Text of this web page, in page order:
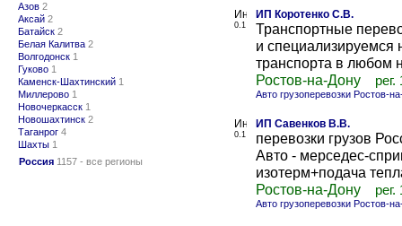
Азов 2
Аксай 2
Батайск 2
Белая Калитва 2
Волгодонск 1
Гуково 1
Каменск-Шахтинский 1
Миллерово 1
Новочеркасск 1
Новошахтинск 2
Таганрог 4
Шахты 1
Россия 1157 - все регионы
0.1
ИП Коротенко С.В.
Транспортные
и специализируемся
транспорта в любом
Ростов-на-Дону
Авто грузоперевозки Ростов-
0.1
ИП Савенков В.В.
перевозки грузов
Авто - мерседес-
изотерм+подача
Ростов-на-Дону
рег.
Авто грузоперевозки Ростов-